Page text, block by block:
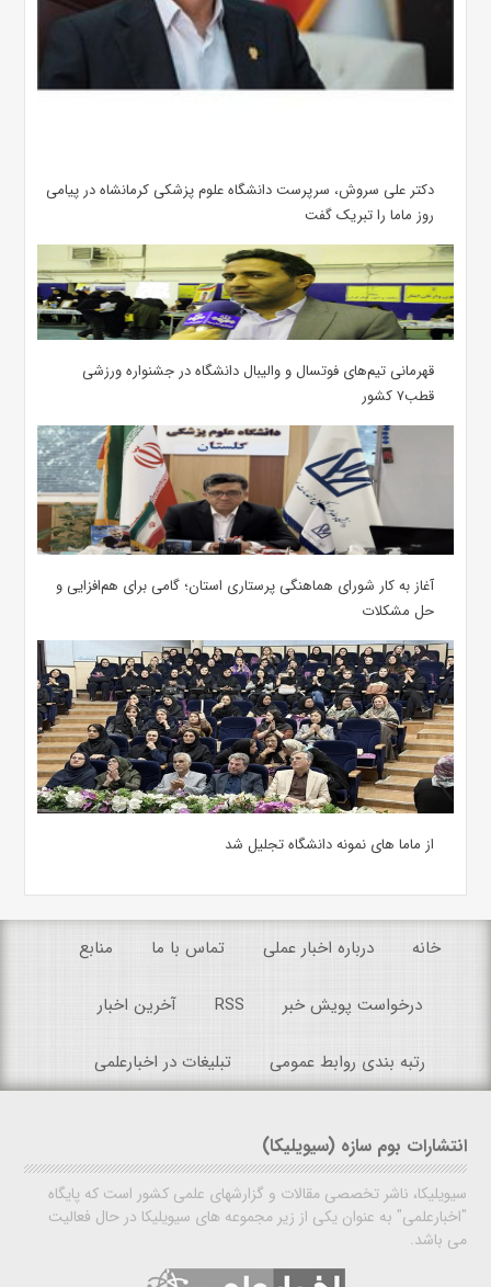
دکتر علی سروش، سرپرست دانشگاه علوم پزشکی کرمانشاه در پیامی
روز ماما را تبریک گفت
قهرمانی تیم‌های فوتسال و والیبال دانشگاه در جشنواره ورزشی
قطب۷ کشور
آغاز به کار شورای هماهنگی پرستاری استان؛ گامی برای هم‌افزایی و
حل مشکلات
از ماما های نمونه دانشگاه تجلیل شد
خانه درباره اخبار عملی تماس با ما منابع
درخواست پویش خبر RSS آخرین اخبار
رتبه بندی روابط عمومی تبلیغات در اخبارعلمی
انتشارات بوم سازه (سیویلیکا)
سیویلیکا، ناشر تخصصی مقالات و گزارشهای علمی کشور است که پایگاه
"اخبارعلمی" به عنوان یکی از زیر مجموعه های سیویلیکا در حال فعالیت
می باشد.